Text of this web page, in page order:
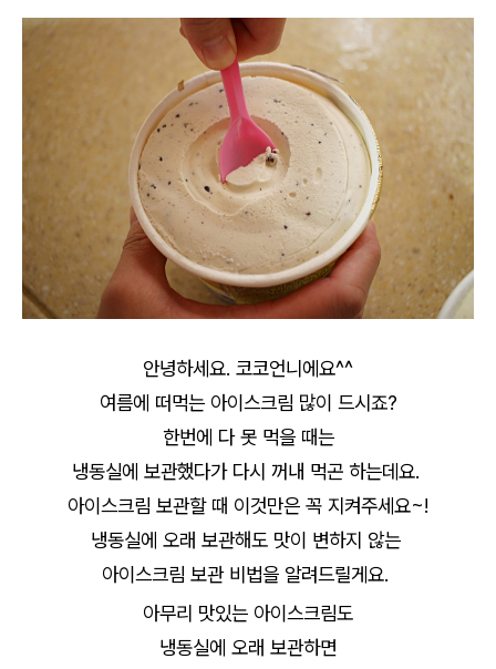
안녕하세요. 코코언니에요^^
여름에 떠먹는 아이스크림 많이 드시죠?
한번에 다 못 먹을 때는
냉동실에 보관했다가 다시 꺼내 먹곤 하는데요.
아이스크림 보관할 때 이것만은 꼭 지켜주세요~!
냉동실에 오래 보관해도 맛이 변하지 않는
아이스크림 보관 비법을 알려드릴게요.
아무리 맛있는 아이스크림도
냉동실에 오래 보관하면